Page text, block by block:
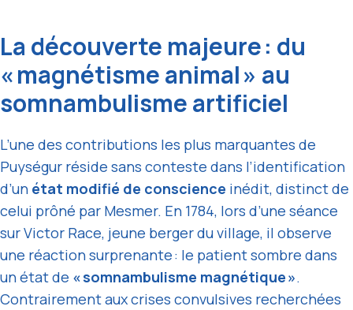
La découverte majeure : du
« magnétisme animal » au
somnambulisme artificiel
L’une des contributions les plus marquantes de
Puységur réside sans conteste dans l’identification
d’un état modifié de conscience inédit, distinct de
celui prôné par Mesmer. En 1784, lors d’une séance
sur Victor Race, jeune berger du village, il observe
une réaction surprenante : le patient sombre dans
un état de « somnambulisme magnétique ».
Contrairement aux crises convulsives recherchées